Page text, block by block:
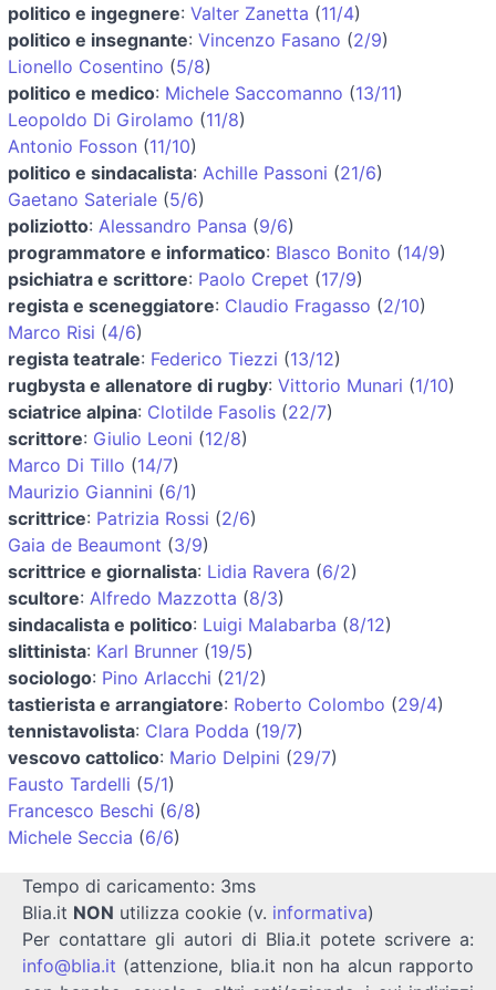
politico e ingegnere: Valter Zanetta (11/4)
politico e insegnante: Vincenzo Fasano (2/9)
Lionello Cosentino (5/8)
politico e medico: Michele Saccomanno (13/11)
Leopoldo Di Girolamo (11/8)
Antonio Fosson (11/10)
politico e sindacalista: Achille Passoni (21/6)
Gaetano Sateriale (5/6)
poliziotto: Alessandro Pansa (9/6)
programmatore e informatico: Blasco Bonito (14/9)
psichiatra e scrittore: Paolo Crepet (17/9)
regista e sceneggiatore: Claudio Fragasso (2/10)
Marco Risi (4/6)
regista teatrale: Federico Tiezzi (13/12)
rugbysta e allenatore di rugby: Vittorio Munari (1/10)
sciatrice alpina: Clotilde Fasolis (22/7)
scrittore: Giulio Leoni (12/8)
Marco Di Tillo (14/7)
Maurizio Giannini (6/1)
scrittrice: Patrizia Rossi (2/6)
Gaia de Beaumont (3/9)
scrittrice e giornalista: Lidia Ravera (6/2)
scultore: Alfredo Mazzotta (8/3)
sindacalista e politico: Luigi Malabarba (8/12)
slittinista: Karl Brunner (19/5)
sociologo: Pino Arlacchi (21/2)
tastierista e arrangiatore: Roberto Colombo (29/4)
tennistavolista: Clara Podda (19/7)
vescovo cattolico: Mario Delpini (29/7)
Fausto Tardelli (5/1)
Francesco Beschi (6/8)
Michele Seccia (6/6)
Tempo di caricamento: 3ms
Blia.it NON utilizza cookie (v. informativa)
Per contattare gli autori di Blia.it potete scrivere a:
info@blia.it (attenzione, blia.it non ha alcun rapporto